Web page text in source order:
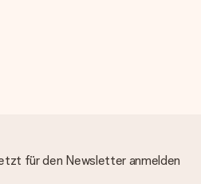
für den Newsletter anmelden